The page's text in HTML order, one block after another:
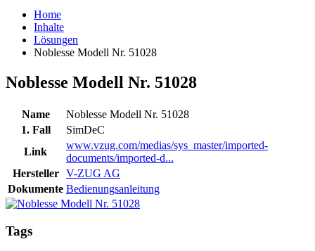
Home
Inhalte
Lösungen
Noblesse Modell Nr. 51028
Noblesse Modell Nr. 51028
Name
Noblesse Modell Nr. 51028
1. Fall
SimDeC
Link
www.vzug.com/medias/sys_master/imported-
documents/imported-d...
Hersteller
V-ZUG AG
Dokumente Bedienungsanleitung
Tags